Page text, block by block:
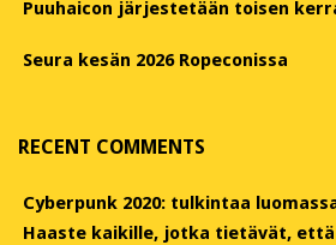
Puuhaicon järjestetään toisen
Seura kesän 2026 Ropeconissa
RECENT COMMENTS
Cyberpunk 2020: tulkintaa
Haaste kaikille, jotka tietävät, että